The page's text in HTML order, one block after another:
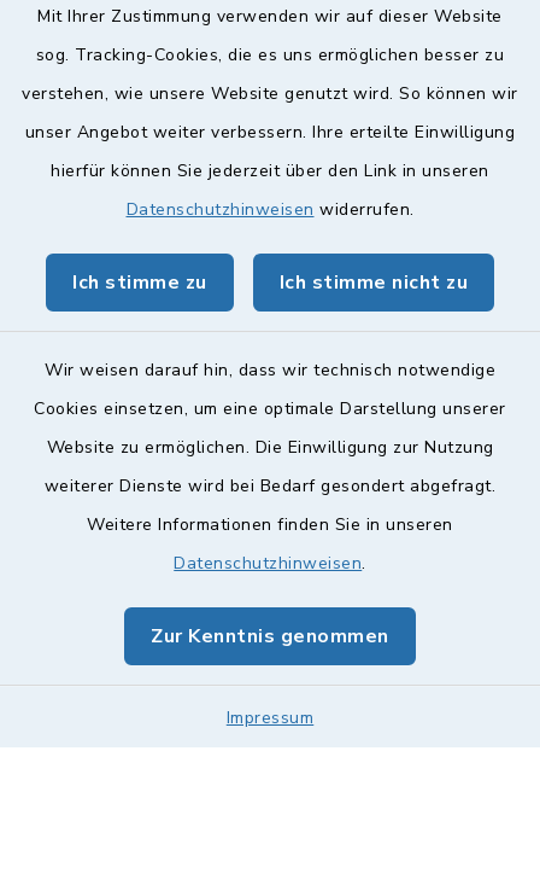
Mit Ihrer Zustimmung verwenden wir auf dieser Website
sog. Tracking-Cookies, die es uns ermöglichen besser zu
verstehen, wie unsere Website genutzt wird. So können wir
unser Angebot weiter verbessern. Ihre erteilte Einwilligung
hierfür können Sie jederzeit über den Link in unseren
Datenschutzhinweisen widerrufen.
Ich stimme zu Ich stimme nicht zu
Wir weisen darauf hin, dass wir technisch notwendige
Cookies einsetzen, um eine optimale Darstellung unserer
Website zu ermöglichen. Die Einwilligung zur Nutzung
weiterer Dienste wird bei Bedarf gesondert abgefragt.
Weitere Informationen finden Sie in unseren
Datenschutzhinweisen.
Zur Kenntnis genommen
Impressum
Weitere Informationen finden Sie hier.
Quicklinks
Landkreis Lichtenfels
geoPortal Lichtenfels
Kontakt
Barrierefreiheit
Impressum
Sitemap